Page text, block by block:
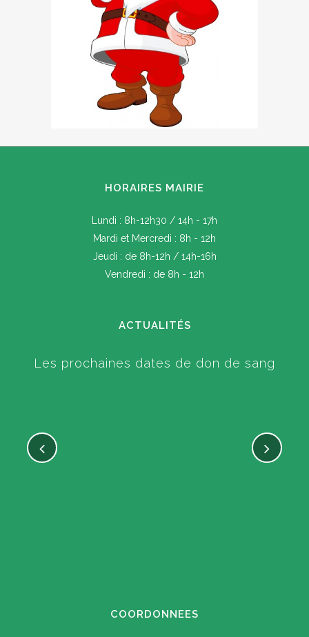
HORAIRES MAIRIE
Lundi : 8h-12h30 / 14h - 17h
Mardi et Mercredi : 8h - 12h
Jeudi : de 8h-12h / 14h-16h
Vendredi : de 8h - 12h
ACTUALITÉS
Les prochaines dates de don de sang
COORDONNEES